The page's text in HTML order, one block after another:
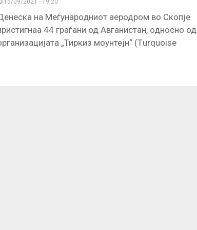
15/09/2021 - 19:20
на Меѓународниот аеродром во Скопје
44 граѓани од Авганистан, односно од
„Тиркиз моунтејн“ (Тurquoise